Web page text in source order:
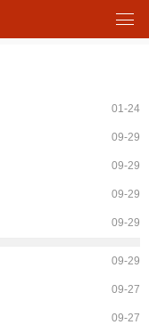
01-24
09-29
09-29
09-29
09-29
09-29
09-27
09-27